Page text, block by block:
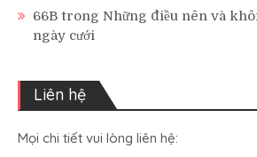
66B trong Những điều nên và
ngày cưới
Liên hệ
Mọi chi tiết vui lòng liên hệ: